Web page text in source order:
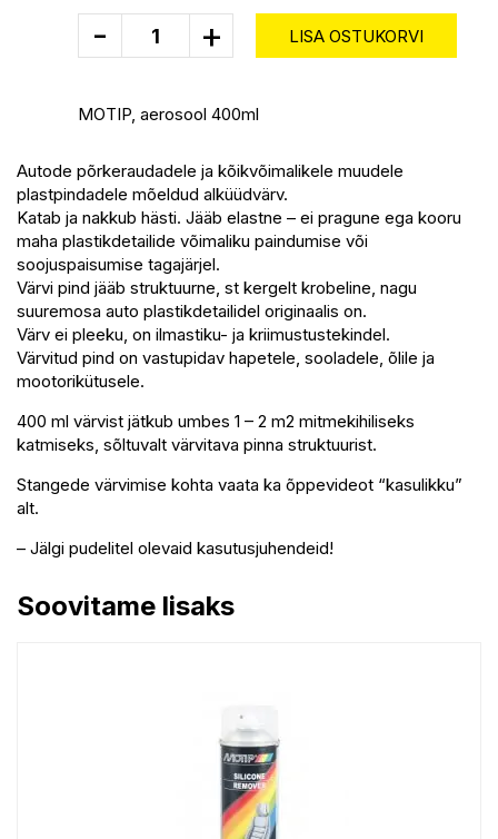
- + LISA OSTUKORVI
MOTIP, aerosool 400ml
Autode põrkeraudadele ja kõikvõimalikele muudele
plastpindadele mõeldud alküüdvärv.
Katab ja nakkub hästi. Jääb elastne – ei pragune ega kooru
maha plastikdetailide võimaliku paindumise või
soojuspaisumise tagajärjel.
Värvi pind jääb struktuurne, st kergelt krobeline, nagu
suuremosa auto plastikdetailidel originaalis on.
Värv ei pleeku, on ilmastiku- ja kriimustustekindel.
Värvitud pind on vastupidav hapetele, sooladele, õlile ja
mootorikütusele.
400 ml värvist jätkub umbes 1 – 2 m2 mitmekihiliseks
katmiseks, sõltuvalt värvitava pinna struktuurist.
Stangede värvimise kohta vaata ka õppevideot “kasulikku”
alt.
– Jälgi pudelitel olevaid kasutusjuhendeid!
Soovitame lisaks